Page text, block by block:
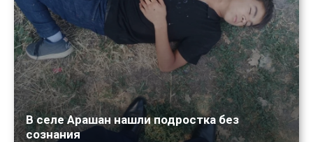
В селе Арашан нашли подростка без
сознания